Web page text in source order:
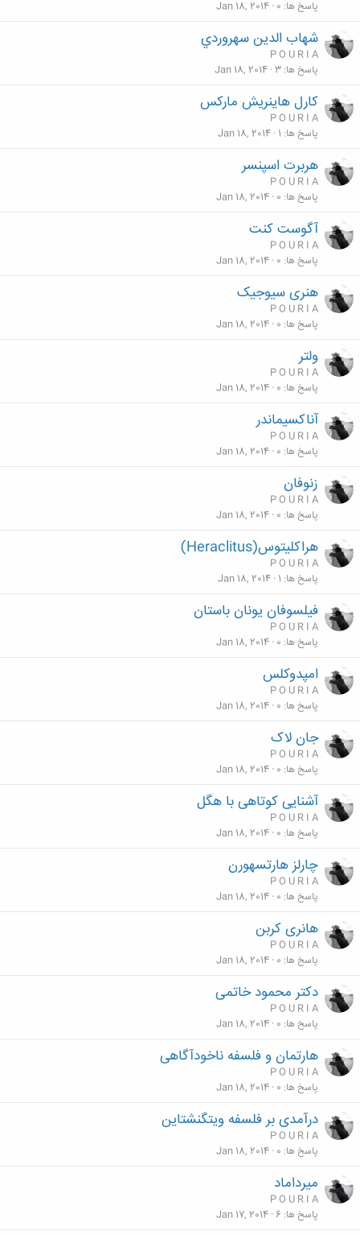
پاسخ ها 0
Jan 18, 2014
شهاب الدین سهروردي
P O U R I A
پاسخ ها 3
Jan 18, 2014
کارل هاینریش مارکس
P O U R I A
پاسخ ها 1
Jan 18, 2014
هربرت اسپنسر
P O U R I A
پاسخ ها 0
Jan 18, 2014
آگوست كنت
P O U R I A
پاسخ ها 0
Jan 18, 2014
هنری سیوجیک
P O U R I A
پاسخ ها 0
Jan 18, 2014
ولتر
P O U R I A
پاسخ ها 0
Jan 18, 2014
آناكسيماندر
P O U R I A
پاسخ ها 0
Jan 18, 2014
زنوفان
P O U R I A
پاسخ ها 0
Jan 18, 2014
هراكليتوس(Heraclitus)
P O U R I A
پاسخ ها 1
Jan 18, 2014
فیلسوفان یونان باستان
P O U R I A
پاسخ ها 0
Jan 18, 2014
امپدوكلس
P O U R I A
پاسخ ها 0
Jan 18, 2014
جان لاک
P O U R I A
پاسخ ها 0
Jan 18, 2014
آشنایی کوتاهی با هگل
P O U R I A
پاسخ ها 0
Jan 18, 2014
چارلز هارتسهورن
P O U R I A
پاسخ ها 0
Jan 18, 2014
هانرى كربن‏
P O U R I A
پاسخ ها 0
Jan 18, 2014
دكتر محمود خاتمى
P O U R I A
پاسخ ها 0
Jan 18, 2014
هارتمان و فلسفه ناخودآگاهی
P O U R I A
پاسخ ها 0
Jan 18, 2014
درآمدی بر فلسفه ویتگنشتاین
P O U R I A
پاسخ ها 0
Jan 18, 2014
ميرداماد
P O U R I A
پاسخ ها 6
Jan 17, 2014